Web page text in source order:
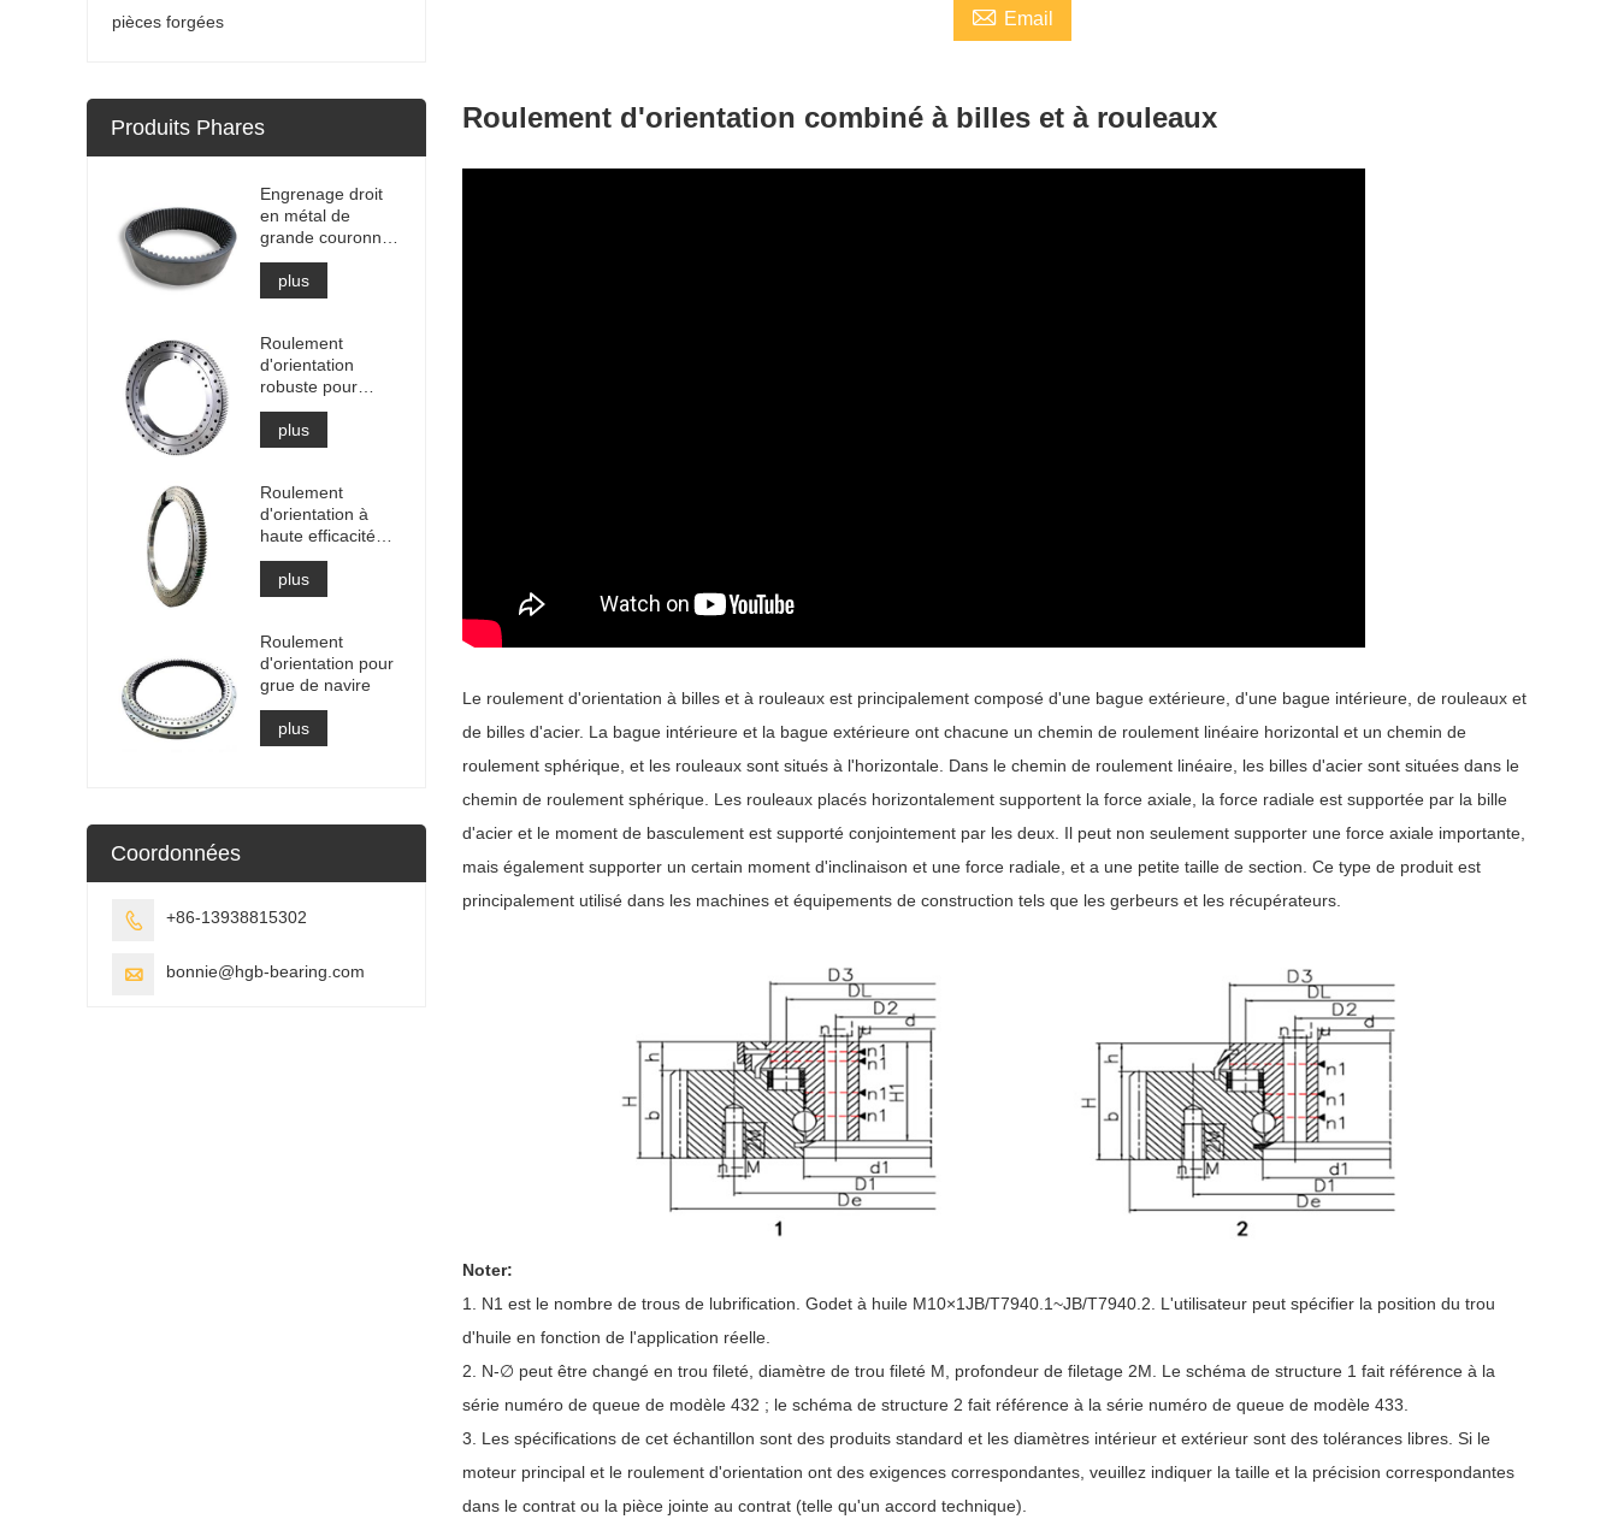
 Email
Roulement d'orientation combiné à billes et à rouleaux
Le roulement d'orientation à billes et à rouleaux est principalement composé d'une bague extérieure, d'une bague intérieure, de rouleaux et
de billes d'acier. La bague intérieure et la bague extérieure ont chacune un chemin de roulement linéaire horizontal et un chemin de
roulement sphérique, et les rouleaux sont situés à l'horizontale. Dans le chemin de roulement linéaire, les billes d'acier sont situées dans le
chemin de roulement sphérique. Les rouleaux placés horizontalement supportent la force axiale, la force radiale est supportée par la bille
d'acier et le moment de basculement est supporté conjointement par les deux. Il peut non seulement supporter une force axiale importante,
mais également supporter un certain moment d'inclinaison et une force radiale, et a une petite taille de section. Ce type de produit est
principalement utilisé dans les machines et équipements de construction tels que les gerbeurs et les récupérateurs.
Noter:
1. N1 est le nombre de trous de lubrification. Godet à huile M10×1JB/T7940.1~JB/T7940.2. L'utilisateur peut spécifier la position du trou
d'huile en fonction de l'application réelle.
2. N-∅ peut être changé en trou fileté, diamètre de trou fileté M, profondeur de filetage 2M. Le schéma de structure 1 fait référence à la
série numéro de queue de modèle 432 ; le schéma de structure 2 fait référence à la série numéro de queue de modèle 433.
3. Les spécifications de cet échantillon sont des produits standard et les diamètres intérieur et extérieur sont des tolérances libres. Si le
moteur principal et le roulement d'orientation ont des exigences correspondantes, veuillez indiquer la taille et la précision correspondantes
dans le contrat ou la pièce jointe au contrat (telle qu'un accord technique).
pièces forgées
Produits Phares
Engrenage droit
en métal de
grande couronne
dentée interne de
haute précision
avec traitement
plus
Roulement
d'orientation
robuste pour
équipement de
grue portuaire
plus
Roulement
d'orientation à
haute efficacité
pour le
récupérateur
d'empileur
plus
Roulement
d'orientation pour
grue de navire
plus
Coordonnées
 +86-13938815302
 bonnie@hgb-bearing.com